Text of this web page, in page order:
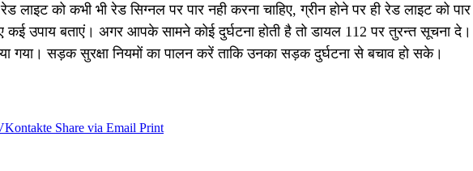
लाइट को कभी भी रेड सिग्नल पर पार नही करना चाहिए, ग्रीन होने पर ही रेड लाइट को
उपाय बताएं। अगर आपके सामने कोई दुर्घटना होती है तो डायल 112 पर तुरन्त सूचना दे।
गया। सड़क सुरक्षा नियमों का पालन करें ताकि उनका सड़क दुर्घटना से बचाव हो सके।
Share via Email Print